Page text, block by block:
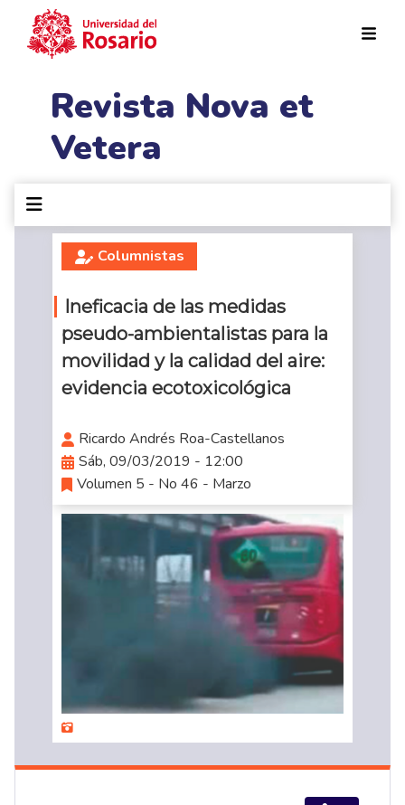
Revista Nova et
Vetera
Columnistas
Ineficacia de las medidas
pseudo-ambientalistas para la
movilidad y la calidad del aire:
evidencia ecotoxicológica
Ricardo Andrés Roa-Castellanos
Sáb, 09/03/2019 - 12:00
Volumen 5 - No 46 - Marzo